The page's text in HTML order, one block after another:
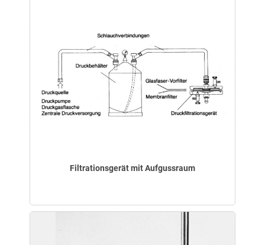
Filtrationsgerät mit Aufgussraum